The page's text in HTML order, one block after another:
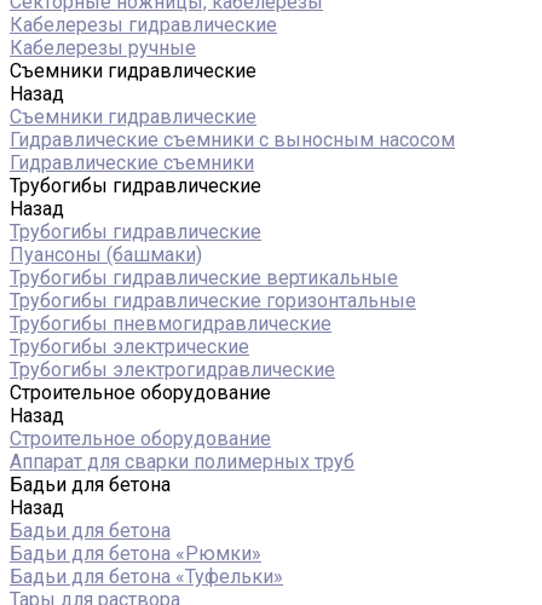
Кабелерезы гидравлические
Кабелерезы ручные
Съемники гидравлические
Назад
Съемники гидравлические
Гидравлические cъемники с выносным насосом
Гидравлические съемники
Трубогибы гидравлические
Назад
Трубогибы гидравлические
Пуансоны (башмаки)
Трубогибы гидравлические вертикальные
Трубогибы гидравлические горизонтальные
Трубогибы пневмогидравлические
Трубогибы электрические
Трубогибы электрогидравлические
Строительное оборудование
Назад
Строительное оборудование
Аппарат для сварки полимерных труб
Бадьи для бетона
Назад
Бадьи для бетона
Бадьи для бетона «Рюмки»
Бадьи для бетона «Туфельки»
Тары для раствора